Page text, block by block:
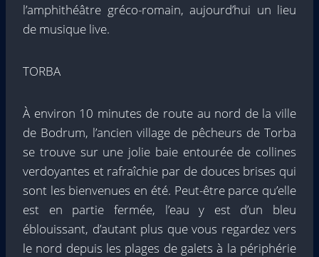
l’amphithéâtre gréco-romain, aujourd’hui un lieu
de musique live.
TORBA
À environ 10 minutes de route au nord de la ville
de Bodrum, l’ancien village de pêcheurs de Torba
se trouve sur une jolie baie entourée de collines
verdoyantes et rafraîchie par de douces brises qui
sont les bienvenues en été. Peut-être parce qu’elle
est en partie fermée, l’eau y est d’un bleu
éblouissant, d’autant plus que vous regardez vers
le nord depuis les plages de galets à la périphérie